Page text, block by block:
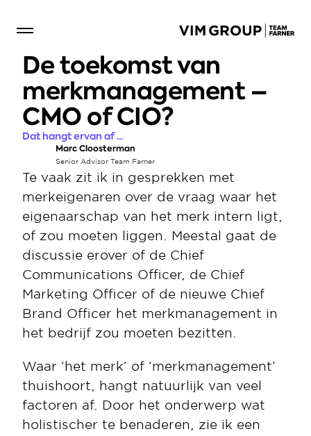
De toekomst van
merkmanagement –
CMO of CIO?
Dat hangt ervan af ...
Marc Cloosterman
Senior Advisor Team Farner
Te vaak zit ik in gesprekken met
merkeigenaren over de vraag waar het
eigenaarschap van het merk intern ligt,
of zou moeten liggen. Meestal gaat de
discussie erover of de Chief
Communications Officer, de Chief
Marketing Officer of de nieuwe Chief
Brand Officer het merkmanagement in
het bedrijf zou moeten bezitten.
Waar ‘het merk’ of ‘merkmanagement’
thuishoort, hangt natuurlijk van veel
factoren af. Door het onderwerp wat
holistischer te benaderen, zie ik een